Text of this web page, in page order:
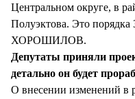
Центральном округе, в
Полуэктова. Это
ХОРОШИЛОВ.
Депутаты приняли
детально он будет
О внесении изменений в